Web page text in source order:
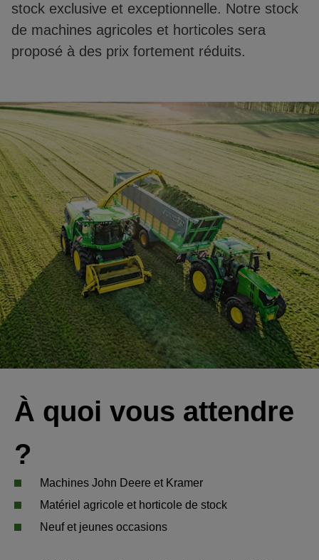
stock exclusive et exceptionnelle. Notre stock
de machines agricoles et horticoles sera
proposé à des prix fortement réduits.
À quoi vous attendre
?
Machines John Deere et Kramer
Matériel agricole et horticole de stock
Neuf et jeunes occasions